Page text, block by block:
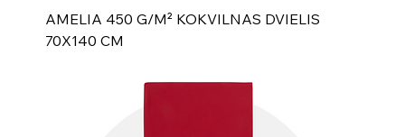
AMELIA 450 G/M² KOKVILNAS DVIELIS
70X140 CM